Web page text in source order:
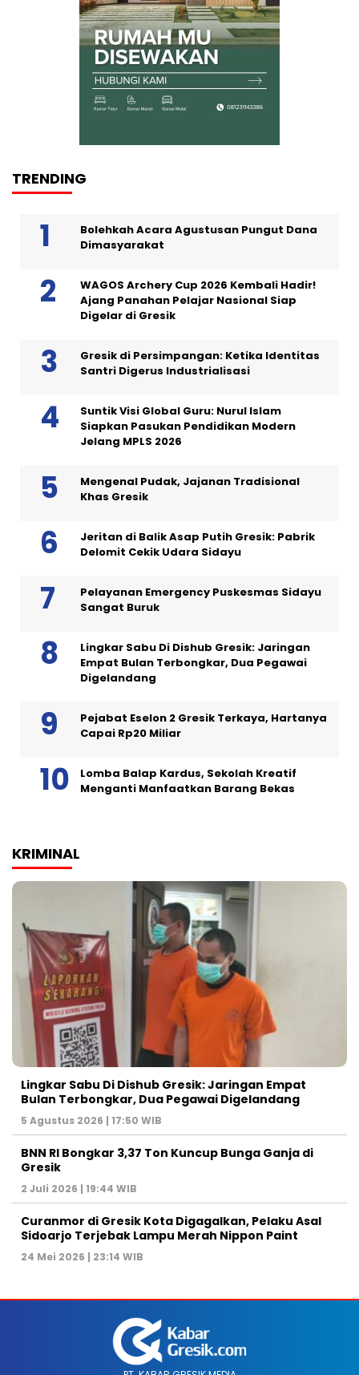
TRENDING
Bolehkah Acara Agustusan Pungut Dana
Dimasyarakat
WAGOS Archery Cup 2026 Kembali Hadir!
Ajang Panahan Pelajar Nasional Siap
Digelar di Gresik
Gresik di Persimpangan: Ketika Identitas
Santri Digerus Industrialisasi
Suntik Visi Global Guru: Nurul Islam
Siapkan Pasukan Pendidikan Modern
Jelang MPLS 2026
Mengenal Pudak, Jajanan Tradisional
Khas Gresik
Jeritan di Balik Asap Putih Gresik: Pabrik
Delomit Cekik Udara Sidayu
Pelayanan Emergency Puskesmas Sidayu
Sangat Buruk
Lingkar Sabu Di Dishub Gresik: Jaringan
Empat Bulan Terbongkar, Dua Pegawai
Digelandang
Pejabat Eselon 2 Gresik Terkaya, Hartanya
Capai Rp20 Miliar
Lomba Balap Kardus, Sekolah Kreatif
Menganti Manfaatkan Barang Bekas
KRIMINAL
Lingkar Sabu Di Dishub Gresik: Jaringan Empat
Bulan Terbongkar, Dua Pegawai Digelandang
5 Agustus 2026 | 17:50 WIB
BNN RI Bongkar 3,37 Ton Kuncup Bunga Ganja di
Gresik
2 Juli 2026 | 19:44 WIB
Curanmor di Gresik Kota Digagalkan, Pelaku Asal
Sidoarjo Terjebak Lampu Merah Nippon Paint
24 Mei 2026 | 23:14 WIB